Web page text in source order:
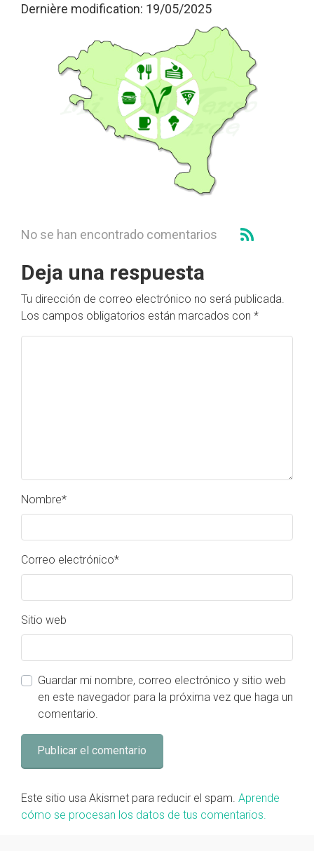
Dernière modification: 19/05/2025
No se han encontrado comentarios
Deja una respuesta
Tu dirección de correo electrónico no será publicada.
Los campos obligatorios están marcados con *
Nombre*
Correo electrónico*
Sitio web
Guardar mi nombre, correo electrónico y sitio web
en este navegador para la próxima vez que haga un
comentario.
Este sitio usa Akismet para reducir el spam. Aprende
cómo se procesan los datos de tus comentarios.